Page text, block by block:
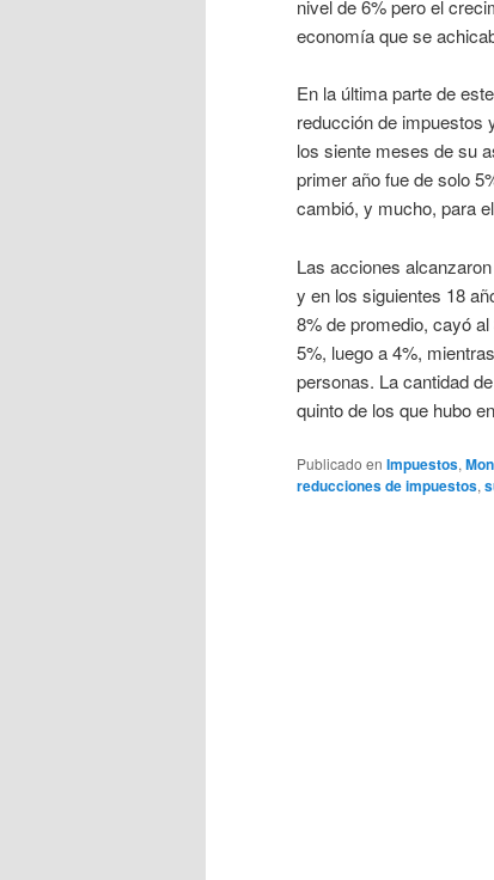
nivel de 6% pero el
economía que se
En la última parte de
reducción de impuestos
los siente meses de su
primer año fue de solo
cambió, y mucho, para
Las acciones
y en los siguientes 18
8% de promedio, cayó
5%, luego a 4%,
personas. La cantidad
quinto de los que hubo
Publicado en Impuestos,
reducciones de impuestos,